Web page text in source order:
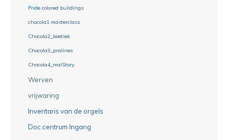
Pride colored buildings
chocola1 masterclass
Chocola2_boetiek
Chocola3_pralines
Chocola4_malStory
Werven
vrijwaring
Inventaris van de orgels
Doc.centrum Ingang